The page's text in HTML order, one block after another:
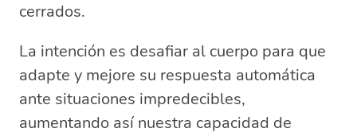
cerrados.
La intención es desafiar al cuerpo para que
adapte y mejore su respuesta automática
ante situaciones impredecibles,
aumentando así nuestra capacidad de